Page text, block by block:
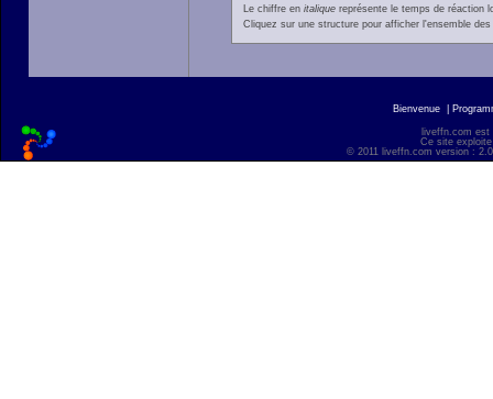
Le chiffre en italiquereprésente le temps de réaction
Cliquez sur une structure pour afficher l'ensemble
Bienvenue
liveffn.com est
Ce site
© 2011 liveffn.com version :